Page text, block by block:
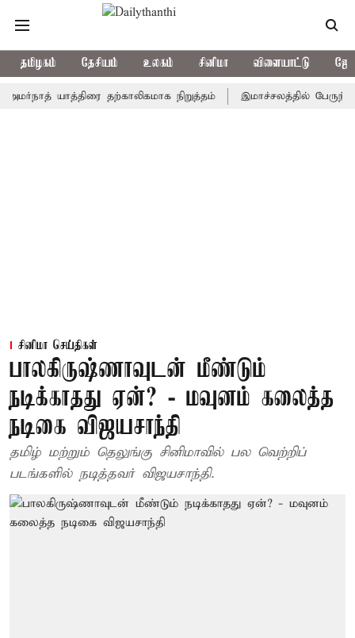
தமிழகம் தேசியம் உலகம் சினிமா விளையாட்டு
யாத்திரை தற்காலிகமாக நிறுத்தம் இமாச்சலத்தில் பேருந்து
சினிமா செய்திகள்
பாலகிருஷ்ணாவுடன் மீண்டும்
நடிக்காதது ஏன்? - மவுனம் கலைத்த
நடிகை விஜயசாந்தி
தமிழ் மற்றும் தெலுங்கு சினிமாவில் பல வெற்றிப்
படங்களில் நடித்தவர் விஜயசாந்தி.